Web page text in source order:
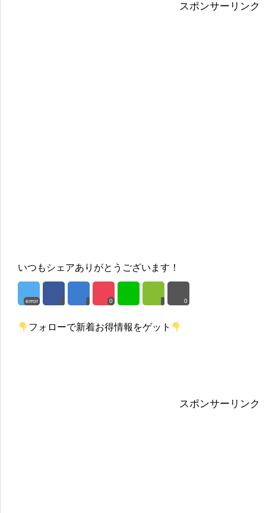
スポンサーリンク
いつもシェアありがとうございます！
error 0 0
フォローで新着お得情報をゲット
スポンサーリンク